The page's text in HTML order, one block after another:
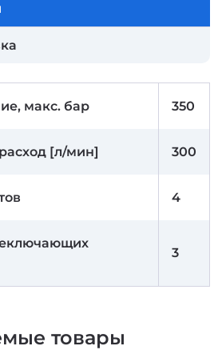
макс. бар 350
[л/мин] 300
4
3
товары